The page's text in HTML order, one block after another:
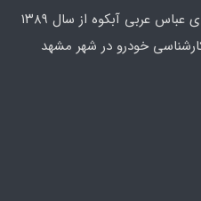
با مدیریت آقای عباس عربی آبکوه از سال ۱۳۸۹
خودرو در شهر مشهد